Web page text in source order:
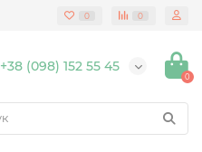
0 0
+38 (098) 152 55 45
0